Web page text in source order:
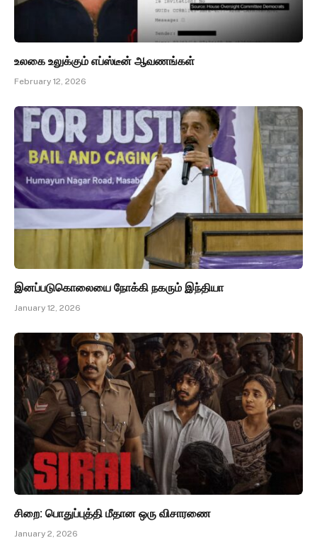
உலகை உலுக்கும் எப்ஸ்டீன் ஆவணங்கள்
February 12, 2026
இனப்படுகொலையை நோக்கி நகரும் இந்தியா
January 12, 2026
சிறை: பொதுப்புத்தி மீதான ஒரு விசாரணை
January 2, 2026